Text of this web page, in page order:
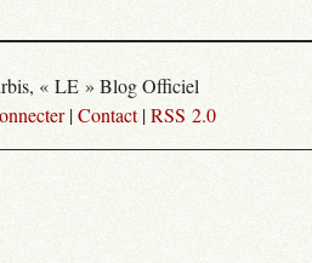
« LE » Blog Officiel
|Contact|RSS 2.0